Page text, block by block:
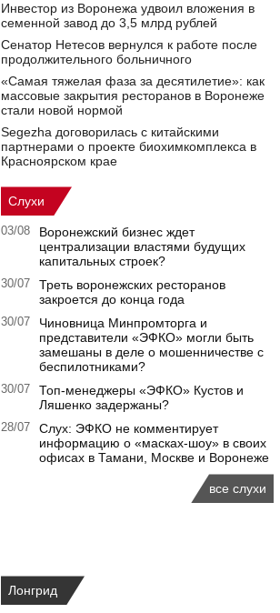
Инвестор из Воронежа удвоил вложения в
семенной завод до 3,5 млрд рублей
Сенатор Нетесов вернулся к работе после
продолжительного больничного
«Самая тяжелая фаза за десятилетие»: как
массовые закрытия ресторанов в Воронеже
стали новой нормой
Segezha договорилась с китайскими
партнерами о проекте биохимкомплекса в
Красноярском крае
Слухи
03/08
Воронежский бизнес ждет
централизации властями будущих
капитальных строек?
30/07
Треть воронежских ресторанов
закроется до конца года
30/07
Чиновница Минпромторга и
представители «ЭФКО» могли быть
замешаны в деле о мошенничестве с
беспилотниками?
30/07
Топ-менеджеры «ЭФКО» Кустов и
Ляшенко задержаны?
28/07
Слух: ЭФКО не комментирует
информацию о «масках-шоу» в своих
офисах в Тамани, Москве и Воронеже
все слухи
Лонгрид